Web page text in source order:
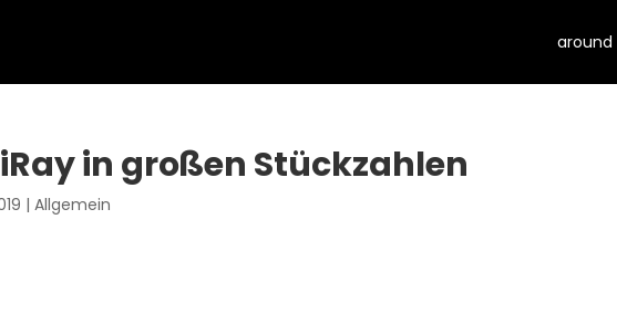
around
in großen Stückzahlen
|Allgemein